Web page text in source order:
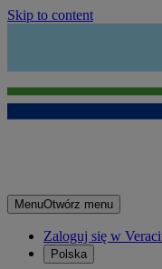
Skip to content
MenuOtwórz menu
Zaloguj się w
Polska